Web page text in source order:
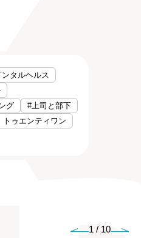
ンタルヘルス
グ
#上司と部下
トゥエンティワン
1 / 10